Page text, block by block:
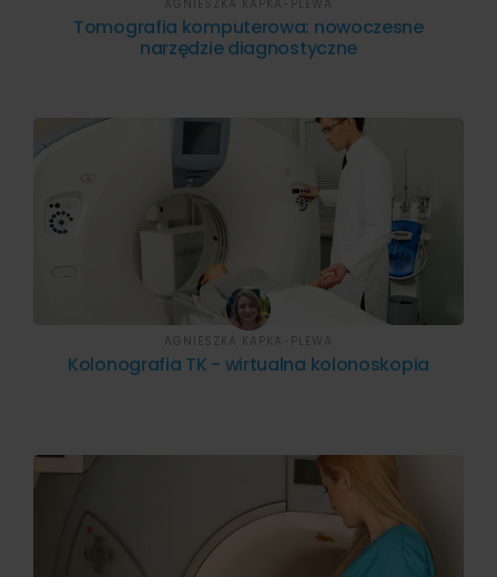
Tomografia komputerowa: nowoczesne
narzędzie diagnostyczne
AGNIESZKA KAPKA-PLEWA
Kolonografia TK - wirtualna kolonoskopia
AGNIESZKA KAPKA-PLEWA